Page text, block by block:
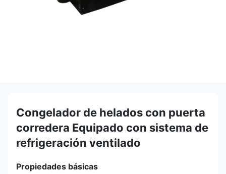
Congelador de helados con puerta
corredera Equipado con sistema de
refrigeración ventilado
Propiedades básicas